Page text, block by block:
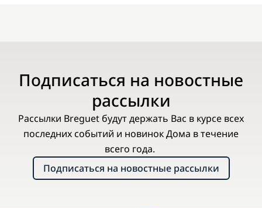
Подписаться на новостные
рассылки
Рассылки Breguet будут держать Вас в курсе всех
последних событий и новинок Дома в течение
всего года.
Подписаться на новостные рассылки